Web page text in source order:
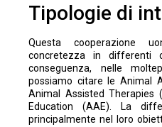
Tipologie di
Questa cooperazione
concretezza in differenti
conseguenza, nelle
possiamo citare le Animal
Animal Assisted Therapies
Education (AAE). La
principalmente nel loro